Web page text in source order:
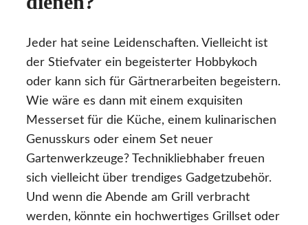
Jeder hat seine Leidenschaften. Vielleicht ist
der Stiefvater ein begeisterter Hobbykoch
oder kann sich für Gärtnerarbeiten begeistern.
Wie wäre es dann mit einem exquisiten
Messerset für die Küche, einem kulinarischen
Genusskurs oder einem Set neuer
Gartenwerkzeuge? Technikliebhaber freuen
sich vielleicht über trendiges Gadgetzubehör.
Und wenn die Abende am Grill verbracht
werden, könnte ein hochwertiges Grillset oder